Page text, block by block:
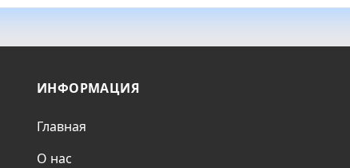
ИНФОРМАЦИЯ
Главная
О нас